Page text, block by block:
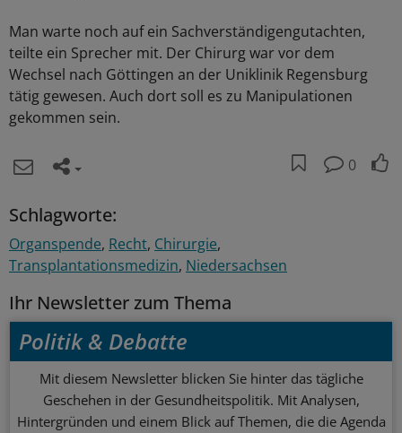
Man warte noch auf ein Sachverständigengutachten,
teilte ein Sprecher mit. Der Chirurg war vor dem
Wechsel nach Göttingen an der Uniklinik Regensburg
tätig gewesen. Auch dort soll es zu Manipulationen
gekommen sein.
0
Schlagworte:
Organspende Recht Chirurgie
Transplantationsmedizin Niedersachsen
Ihr Newsletter zum Thema
Politik & Debatte
Mit diesem Newsletter blicken Sie hinter das tägliche
Geschehen in der Gesundheitspolitik. Mit Analysen,
Hintergründen und einem Blick auf Themen, die die Agenda